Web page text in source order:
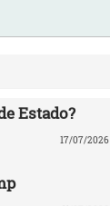
Estado?
17/07/2026